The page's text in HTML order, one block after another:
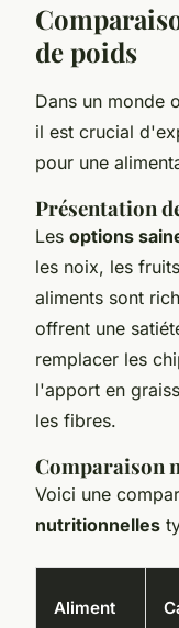
de poids
Dans un monde
il est crucial
pour une
Présentation
Les options
les noix, les
aliments sont
offrent une
remplacer les
l'apport en
les fibres.
Comparaison
Voici une
nutritionnelles
Aliment